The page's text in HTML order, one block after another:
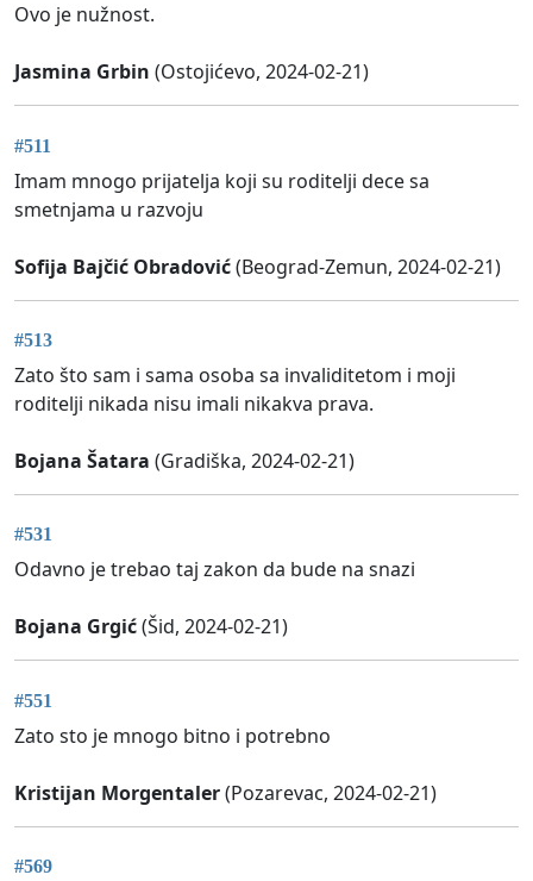
Ovo je nužnost.
Jasmina Grbin (Ostojićevo, 2024-02-21)
#511
Imam mnogo prijatelja koji su roditelji dece sa
smetnjama u razvoju
Sofija Bajčić Obradović(Beograd-Zemun, 2024-02-21)
#513
Zato što sam i sama osoba sa invaliditetom i moji
roditelji nikada nisu imali nikakva prava.
Bojana Šatara (Gradiška, 2024-02-21)
#531
Odavno je trebao taj zakon da bude na snazi
Bojana Grgić(Šid, 2024-02-21)
#551
Zato sto je mnogo bitno i potrebno
Kristijan Morgentaler(Pozarevac, 2024-02-21)
#569